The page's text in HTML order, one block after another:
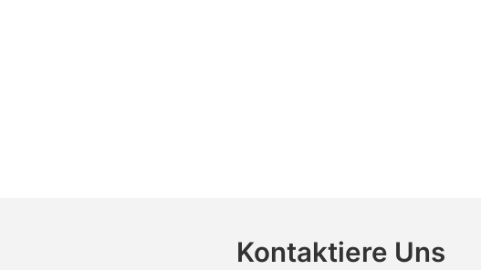
Kontaktiere Uns